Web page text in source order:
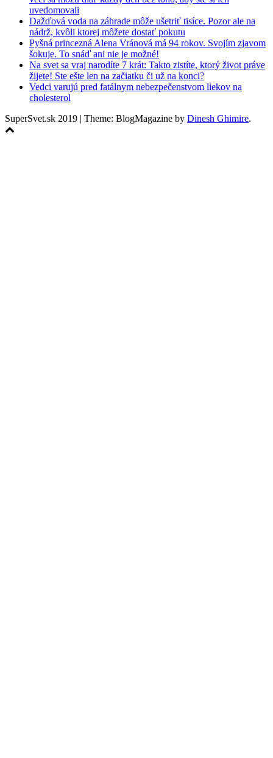
uvedomovali
Dažďová voda na záhrade môže ušetriť tisíce. Pozor ale na
nádrž, kvôli ktorej môžete dostať pokutu
Pyšná princezná Alena Vránová má 94 rokov. Svojím zjavom
šokuje. To snáď ani nie je možné!
Na svet sa vraj narodíte 7 krát: Takto zistíte, ktorý život práve
žijete! Ste ešte len na začiatku či už na konci?
Vedci varujú pred fatálnym nebezpečenstvom liekov na
cholesterol
SuperSvet.sk 2019 | Theme: BlogMagazine by Dinesh Ghimire.